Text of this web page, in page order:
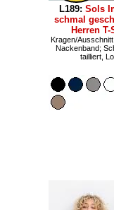
L189: Sols
schmal
Herren
Kragen/
Nackenband;
tailliert,